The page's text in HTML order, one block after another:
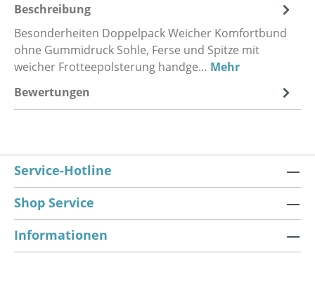
Beschreibung
Besonderheiten Doppelpack Weicher Komfortbund
ohne Gummidruck Sohle, Ferse und Spitze mit
weicher Frotteepolsterung handge… Mehr
Bewertungen
Service-Hotline
Shop Service
Informationen